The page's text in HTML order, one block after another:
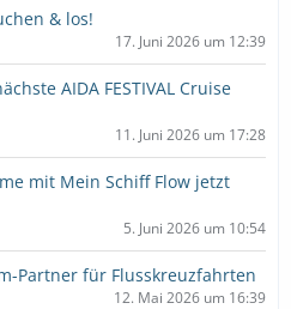
& los!
17. Juni 2026 um 12:39
AIDA FESTIVAL Cruise
11. Juni 2026 um 17:28
mit Mein Schiff Flow jetzt
5. Juni 2026 um 10:54
Partner für Flusskreuzfahrten
12. Mai 2026 um 16:39